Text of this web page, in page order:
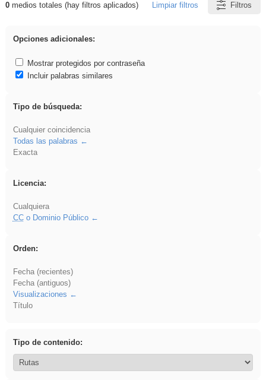
Resultados de: Binnorie
0medios totales (hay filtros aplicados) Limpiar filtros Filtros
Opciones adicionales:
Mostrar protegidos por contraseña
Incluir palabras similares
Tipo de búsqueda:
Cualquier coincidencia
Todas las palabras
Exacta
Licencia:
Cualquiera
CCo Dominio Público
Orden:
Fecha (recientes)
Fecha (antiguos)
Visualizaciones
Título
Tipo de contenido: